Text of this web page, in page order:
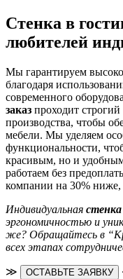
Стенка в
любителей
Мы гарантируем
благодаря
современного
заказ проходит строгий
производства, чтобы
мебели. Мы уделяем
функциональности,
красивым, но и
работаем без
компании на 30% ниже,
Индивидуальная стенка
эргономичностью и
же? Обращайтесь в
всех этапах
≫ ОСТАВЬТЕ ЗАЯВКУ